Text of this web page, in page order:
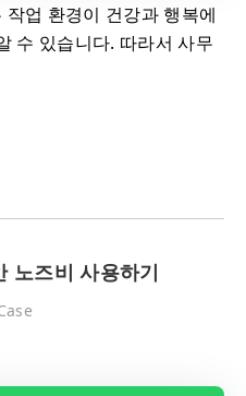
업 환경이 건강과 행복에
수 있습니다. 따라서 사무
노즈비 사용하기